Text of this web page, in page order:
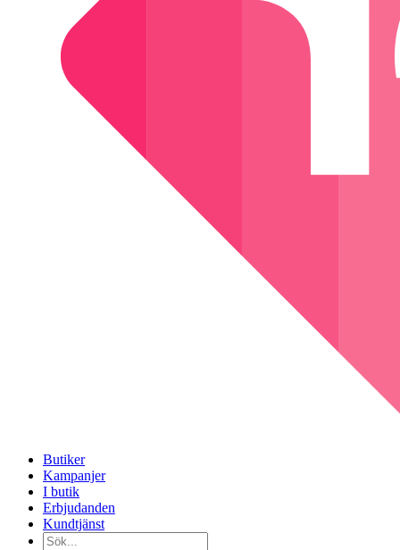
Butiker
Kampanjer
I butik
Erbjudanden
Kundtjänst
Sök...